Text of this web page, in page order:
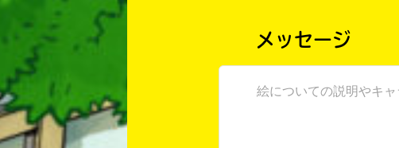
メッセージ